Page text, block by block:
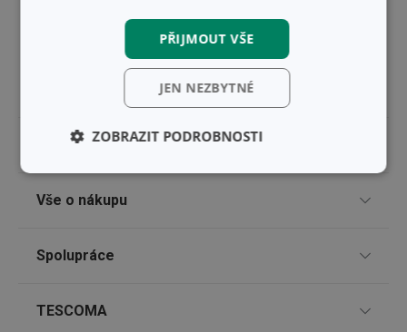
Pro zákazníky
Nákup po telefonu
Vše o nákupu
Snadná reklamace
Spolupráce
TESCOMA
PŘIJMOUT VŠE
JEN NEZBYTNÉ
ZOBRAZIT PODROBNOSTI
Základní
(funkční) cookies
Analytické a